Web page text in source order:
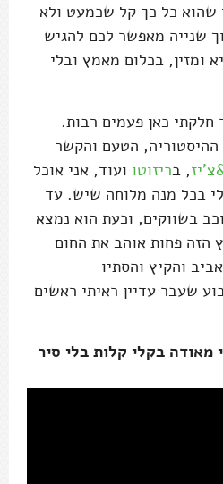
שהוא כל כך קל שכמעט ולא
שנייה מאפשר לכם להגיש
ומזין, בכלום מאמץ ובלי
חלקתי כאן פעמים רבות.
ההיסטוריה, הטעם והקשר
, בריזוטו ועוד, אני אוכל
בכל מנה מלוחה שיש. עד
בשווקים, וכעת הוא נמצא
הזה פחות אוהב את החום
והקיץ והסתיו
שעבר עדיין ראיתי ראשים
מאודה בקלי קלות בלי סיר